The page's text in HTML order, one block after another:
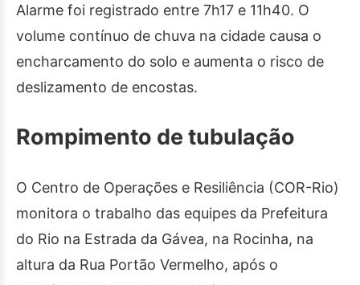
Alarme foi registrado entre 7h17 e 11h40. O
volume contínuo de chuva na cidade causa o
encharcamento do solo e aumenta o risco de
deslizamento de encostas.
Rompimento de tubulação
O Centro de Operações e Resiliência (COR-Rio)
monitora o trabalho das equipes da Prefeitura
do Rio na Estrada da Gávea, na Rocinha, na
altura da Rua Portão Vermelho, após o